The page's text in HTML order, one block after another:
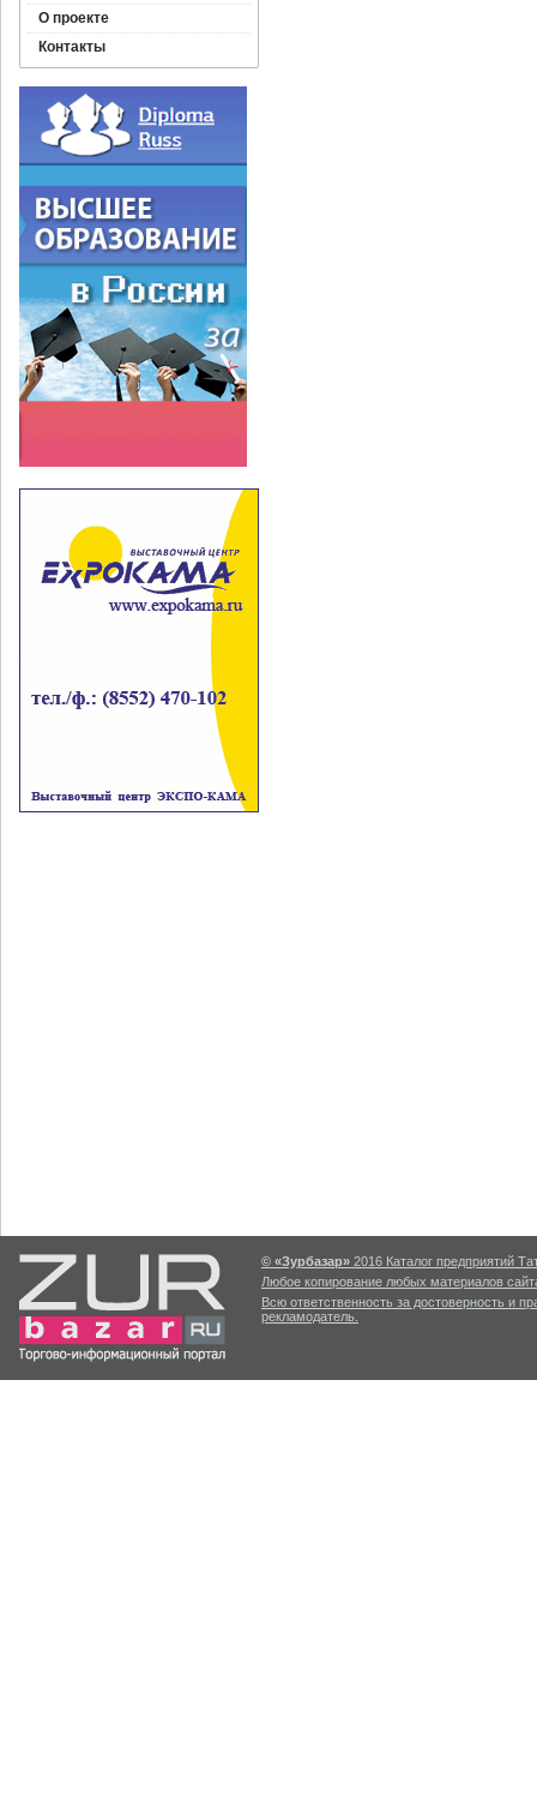
О проекте
Контакты
© «Зурбазар» 2016 Каталог предприятий
Любое копирование любых материалов
Всю ответственность за достоверность и
рекламодатель.